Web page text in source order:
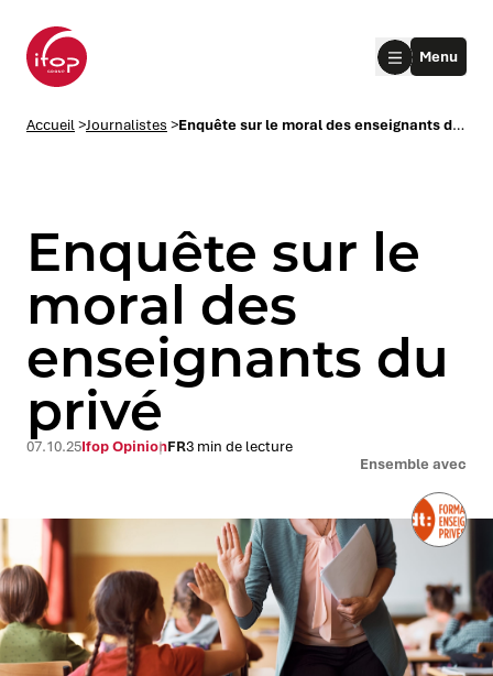
submenu
Menu
Accueil>Journalistes > Enquête sur le moral des enseignants du privé
Enquête sur le
moral des
enseignants du
privé
Ensemble avec
07.10.25Ifop OpinionFR3 min de lecture